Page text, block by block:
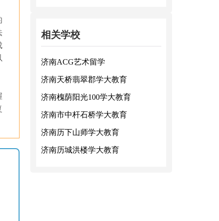
相关学校
济南ACG艺术留学
济南天桥翡翠郡学大教育
济南槐荫阳光100学大教育
济南市中杆石桥学大教育
济南历下山师学大教育
济南历城洪楼学大教育